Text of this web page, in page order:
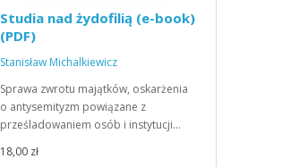
Studia nad żydofilią (e-book)
(PDF)
Stanisław Michalkiewicz
Sprawa zwrotu majątków, oskarżenia
o antysemityzm powiązane z
prześladowaniem osób i instytucji…
18,00 zł